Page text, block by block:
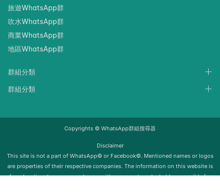
旅遊WhatsApp群
吹水WhatsApp群
商業WhatsApp群
地區WhatsApp群
群組分類
群組分類
Copyrights © WhatsApp群組搜尋器
Disclaimer
‍‍This site is not a part of WhatsApp© or Facebook©. Mentioned names or logos
are properties of their respective companies. The information on this website is
for educational purposes only; we neither support nor be held responsible for